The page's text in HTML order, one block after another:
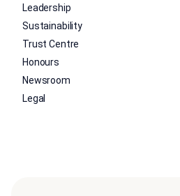
Leadership
Sustainability
Trust Centre
Honours
Newsroom
Legal